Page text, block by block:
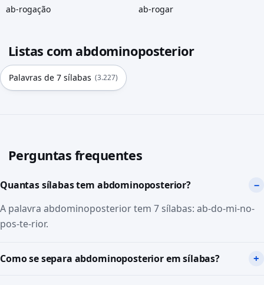
ab-rogação ab-rogar
Listas com abdominoposterior
Palavras de 7 sílabas (3.227)
Perguntas frequentes
Quantas sílabas tem abdominoposterior?
A palavra abdominoposterior tem 7 sílabas: ab-do-mi-no-
pos-te-rior.
Como se separa abdominoposterior em sílabas?